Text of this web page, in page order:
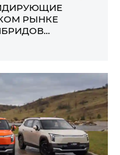
РЫНКЕ